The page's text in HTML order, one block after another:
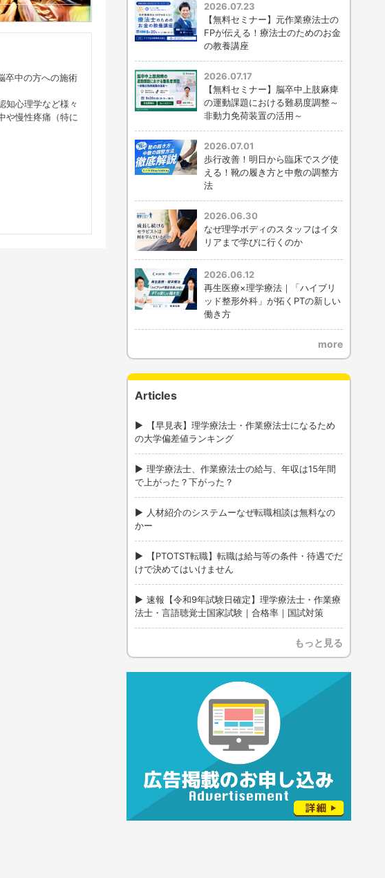
卒中の方への施術
知心理学など様々
や慢性疼痛（特に
2026.07.23
【無料セミナー】元作業療法士の
FPが伝える！療法士のためのお金
の教養講座
2026.07.17
【無料セミナー】脳卒中上肢麻痺
の運動課題における難易度調整～
非動力免荷装置の活用～
2026.07.01
歩行改善！明日から臨床でスグ使
える！靴の履き方と中敷の調整方
法
2026.06.30
なぜ理学ボディのスタッフはイタ
リアまで学びに行くのか
2026.06.12
再生医療×理学療法｜「ハイブリ
ッド整形外科」が拓くPTの新しい
働き方
more
Articles
【早見表】理学療法士・作業療法士になるため
の大学偏差値ランキング
理学療法士、作業療法士の給与、年収は15年間
で上がった？下がった？
人材紹介のシステムーなぜ転職相談は無料なの
かー
【PTOTST転職】転職は給与等の条件・待遇でだ
けで決めてはいけません
速報【令和9年試験日確定】理学療法士・作業療
法士・言語聴覚士国家試験｜合格率｜国試対策
もっと見る